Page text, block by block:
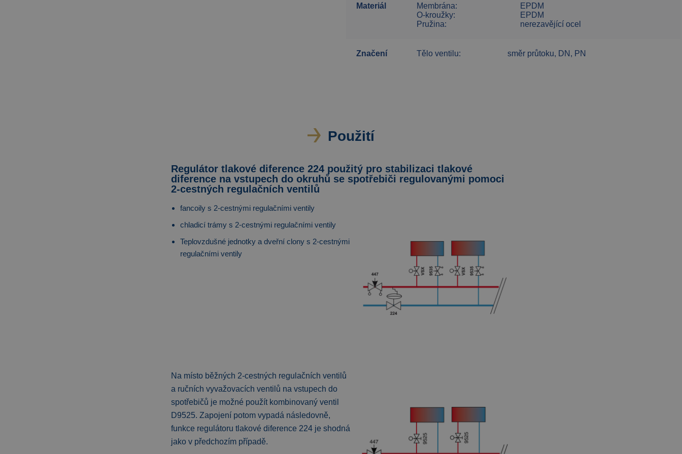
Materiál
Membrána:
EPDM
O-kroužky:
EPDM
Pružina:
nerezavějící ocel
Značení Tělo ventilu: směr průtoku, DN, PN
Použití
Regulátor tlakové diference 224 použitý pro stabilizaci tlakové
diference na vstupech do okruhů se spotřebiči regulovanými pomoci
2-cestných regulačních ventilů
fancoily s 2-cestnými regulačními ventily
chladicí trámy s 2-cestnými regulačními ventily
Teplovzdušné jednotky a dveřní clony s 2-cestnými
regulačními ventily
Na místo běžných 2-cestných regulačních ventilů
a ručních vyvažovacích ventilů na vstupech do
spotřebičů je možné použít kombinovaný ventil
D9525. Zapojení potom vypadá následovně,
funkce regulátoru tlakové diference 224 je shodná
jako v předchozím případě.